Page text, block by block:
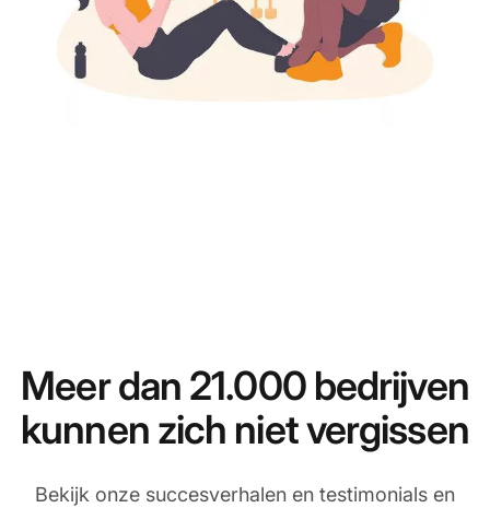
Meer dan 21.000 bedrijven
kunnen zich niet vergissen
Bekijk onze succesverhalen en testimonials en